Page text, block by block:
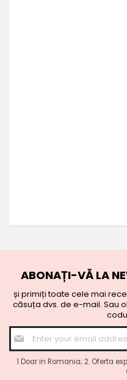
ABONAȚI-VĂ LA
și primiți toate cele mai
căsuța dvs. de e-mail. Sau
Sign
Up
for
Our
1 Doar in Romania; 2. Oferta